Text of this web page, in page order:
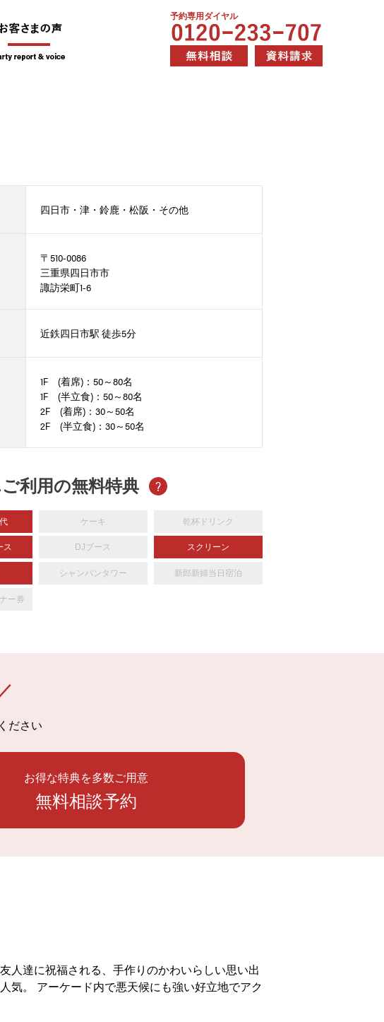
予約専用ダイヤル
四日市・津・鈴鹿・松阪・その他
〒510-0086
三重県四日市市
諏訪栄町1-6
近鉄四日市駅 徒歩5分
1F (着席)：50～80名
1F (半立食)：50～80名
2F (着席)：30～50名
2F (半立食)：30～50名
利用の無料特典 ?
ケーキ 乾杯ドリンク
ス DJブース スクリーン
シャンパンタワー 新郎新婦当日宿泊
ー券
ださい
お得な特典を多数ご用意
無料相談予約
人達に祝福される、手作りのかわいらしい思い出
気。 アーケード内で悪天候にも強い好立地でアク